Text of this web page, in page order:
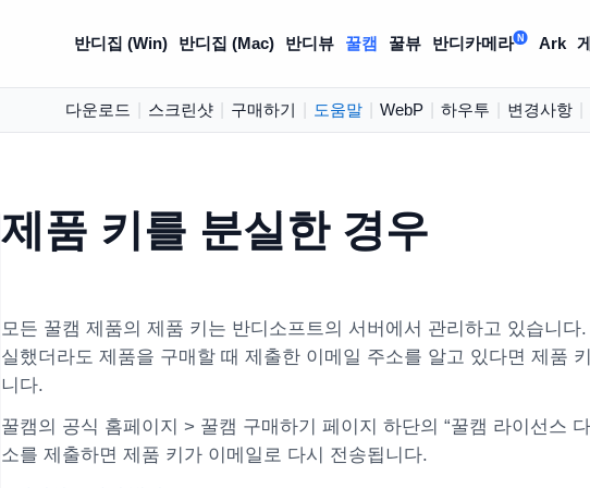
반디집 (Win) 반디집 (Mac) 반디뷰 꿀캠 꿀뷰 반디카메라 N Ark
다운로드 스크린샷 구매하기 도움말 WebP 하우투 변경사항
제품 키를 분실한 경우
모든 꿀캠 제품의 제품 키는 반디소프트의 서버에서 관리하고 있습니다
실했더라도 제품을 구매할 때 제출한 이메일 주소를 알고 있다면 제품
니다.
꿀캠의 공식 홈페이지 > 꿀캠 구매하기 페이지 하단의 “꿀캠 라이선스
소를 제출하면 제품 키가 이메일로 다시 전송됩니다.